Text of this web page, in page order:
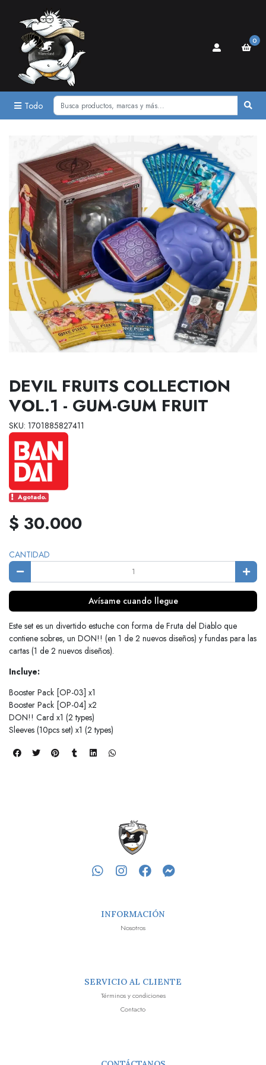
Todo
0
DEVIL FRUITS COLLECTION
VOL.1 - GUM-GUM FRUIT
SKU: 1701885827411
Agotado.
$ 30.000
CANTIDAD
Avísame cuando llegue
Este set es un divertido estuche con forma de Fruta del Diablo que
contiene sobres, un DON!! (en 1 de 2 nuevos diseños) y fundas para las
cartas (1 de 2 nuevos diseños).
Incluye:
Booster Pack [OP-03] x1
Booster Pack [OP-04] x2
DON!! Card x1 (2 types)
Sleeves (10pcs set) x1 (2 types)
INFORMACIÓN
Nosotros
SERVICIO AL CLIENTE
Términos y condiciones
Contacto